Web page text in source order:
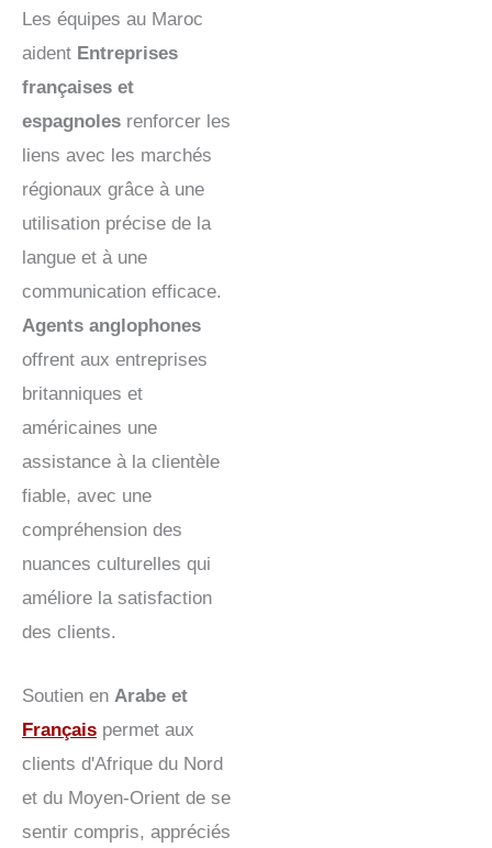
Les équipes au Maroc
aident Entreprises
françaises et
espagnoles renforcer les
liens avec les marchés
régionaux grâce à une
utilisation précise de la
langue et à une
communication efficace.
Agents anglophones
offrent aux entreprises
britanniques et
américaines une
assistance à la clientèle
fiable, avec une
compréhension des
nuances culturelles qui
améliore la satisfaction
des clients.
Soutien en Arabe et
Français permet aux
clients d'Afrique du Nord
et du Moyen-Orient de se
sentir compris, appréciés